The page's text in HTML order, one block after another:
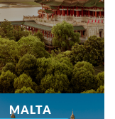
MALTA